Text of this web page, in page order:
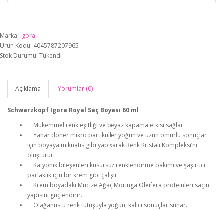
Marka: Igora
Ürün Kodu: 4045787207965
Stok Durumu: Tükendi
Açıklama Yorumlar (0)
Schwarzkopf Igora Royal Saç Boyası 60 ml
Mükemmel renk eşitliği ve beyaz kapama etkisi sağlar.
Yanar döner mikro partiküller yoğun ve uzun ömürlü sonuçlar
için boyaya mıknatıs gibi yapışarak Renk Kristali Kompleksi’ni
oluşturur.
Katyonik bileşenleri kusursuz renklendirme bakımı ve şaşırtıcı
parlaklık için bir krem gibi çalışır.
Krem boyadaki Mucize Ağaç Moringa Oleifera proteinleri saçın
yapısını güçlendirir.
Olağanüstü renk tutuşuyla yoğun, kalıcı sonuçlar sunar.